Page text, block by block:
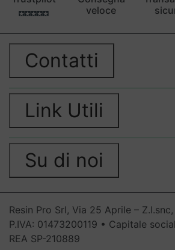
veloce
Contatti
Link Utili
Su di noi
Resin Pro Srl, Via 25 Aprile –
P.IVA: 01473200119 • Capitale
REA SP-210889